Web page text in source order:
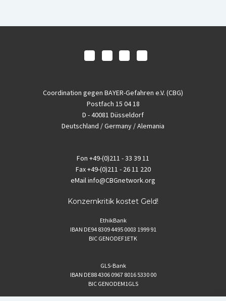
Coordination gegen BAYER-Gefahren e.V. (CBG)
Postfach 15 04 18
D - 40081 Düsseldorf
Deutschland / Germany / Alemania
Fon +49-(0)211 - 33 39 11
Fax+49-(0)211 - 26 11 220
eMailinfo@CBGnetwork.org
Konzernkritik kostet Geld!
EthikBank
IBAN DE94 8309 4495 0003 1999 91
BIC GENODEF1ETK
GLS-Bank
IBAN DE88 4306 0967 8016 5330 00
BIC GENODEM1GLS